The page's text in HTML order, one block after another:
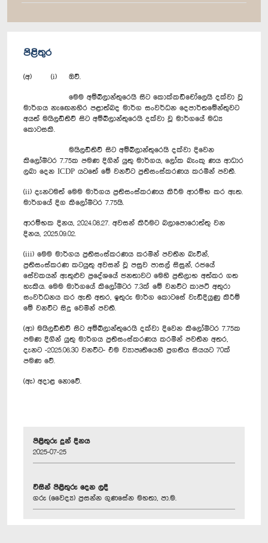
පිළිතුර
(අ) (i) ඔව්.
මෙම අම්බිලාන්තුරෙයි සිට කොක්කඩිචෝලෙයි දක්වා වූ
මාර්ගය නැ‍ඟෙනහිර පළාත්බද මාර්ග සංවර්ධන දෙපාර්තමේන්තුවට
අයත් මයිලඩිතිව් සිට අම්බිලාන්තුරෙයි දක්වා වූ මාර්ගයේ මධ්‍ය
කොටසකි.
මයිලඩිතිව් සිට අම්බිලාන්තුරෙයි දක්වා දිවෙන
කිලෝමීටර 7.75ක පමණ දිගින් යුතු මාර්ගය, ලෝක බැංකු ණය ආධාර
ලබා දෙන ICDP යටතේ මේ වනවිට ප්‍රතිසංස්කරණය කරමින් පවතී.
(ii) දැනටමත් මෙම මාර්ගය ප්‍රතිසංස්කරණය කිරීම ආරම්භ කර ඇත.
මාර්ගයේ දිග කිලෝමීටර 7.75යි.
ආරම්භක දිනය, 2024.08.27. අවසන් කිරීමට බලාපොරොත්තු වන
දිනය, 2025.09.02.
(iii) මෙම මාර්ගය ප්‍රතිසංස්කරණය කරමින් පවතින බැවින්,
ප්‍රතිසංස්කරණ කටයුතු අවසන් වූ පසුව පාසල් සිසුන්, රජයේ
සේවකයන් ඇතුළුව ප්‍රදේශයේ ජනතාවට මෙහි ප්‍රතිලාභ අත්කර ගත
හැකිය. මෙම මාර්ගයේ කිලෝමීටර 7.3ක් මේ වනවිට කාපට් අතුරා
සංවර්ධනය කර ඇති අතර, ඉතුරු මාර්ග කොටසේ වැඩිදියුණු කිරීම්
මේ වනවිට සිදු වෙමින් පවතී.
(ආ) මයිලඩිතිව් සිට අම්බිලාන්තුරෙයි දක්වා දිවෙන කිලෝමීටර 7.75ක
පමණ දිගින් යුතු මාර්ගය ප්‍රතිසංස්කරණය කරමින් පවතින අතර,
දැනට -2025.06.30 වනවිට- එම ව්‍යාපෘතියෙහි ප්‍රගතිය සියයට 70ක්
පමණ වේ.
(ඇ) අදාළ නො‍වේ.
පිළිතුරු දුන් දිනය
2025-07-25
විසින් පිළිතුරු දෙන ලදී
ගරු (වෛද්‍ය) ප්‍රසන්න ගුණසේන මහතා, පා.ම.